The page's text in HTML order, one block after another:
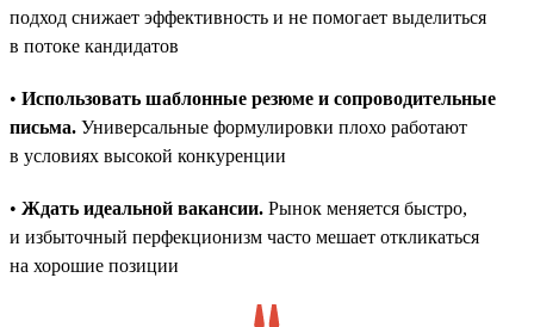
подход снижает эффективность и не помогает выделиться
в потоке кандидатов
• Использовать шаблонные резюме и сопроводительные
письма. Универсальные формулировки плохо работают
в условиях высокой конкуренции
• Ждать идеальной вакансии. Рынок меняется быстро,
и избыточный перфекционизм часто мешает откликаться
на хорошие позиции